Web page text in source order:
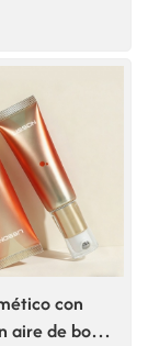
con
aire de bola